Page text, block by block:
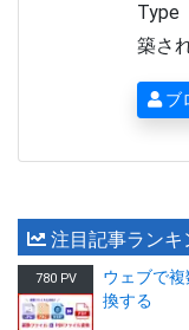
Type
築さ
ブ
注目記事ランキ
780 PV
ウェブで
換する